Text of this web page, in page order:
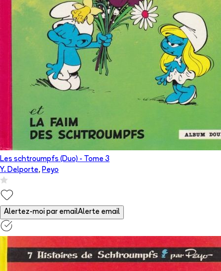
Les schtroumpfs (Duo) - Tome 3
Y. Delporte, Peyo
Alertez-moi par emailAlerte email